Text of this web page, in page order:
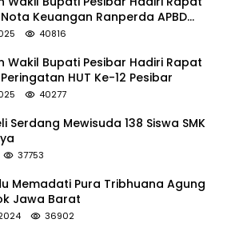
Keuangan Ranperda APBD
TA 2025
40816
Wakil Bupati Pesibar Hadiri Rapat
HUT Ke-12 Pesibar
40277
Serdang Mewisuda 138 Siswa SMK
37753
Memadati Pura Tribhuana Agung
Jawa Barat
36902